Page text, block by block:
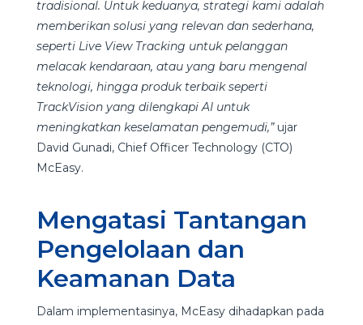
tradisional. Untuk keduanya, strategi kami adalah
memberikan solusi yang relevan dan sederhana,
seperti Live View Tracking untuk pelanggan
melacak kendaraan, atau yang baru mengenal
teknologi, hingga produk terbaik seperti
TrackVision yang dilengkapi AI untuk
meningkatkan keselamatan pengemudi,”ujar
David Gunadi, Chief Officer Technology (CTO)
McEasy.
Mengatasi Tantangan
Pengelolaan dan
Keamanan Data
Dalam implementasinya, McEasy dihadapkan pada